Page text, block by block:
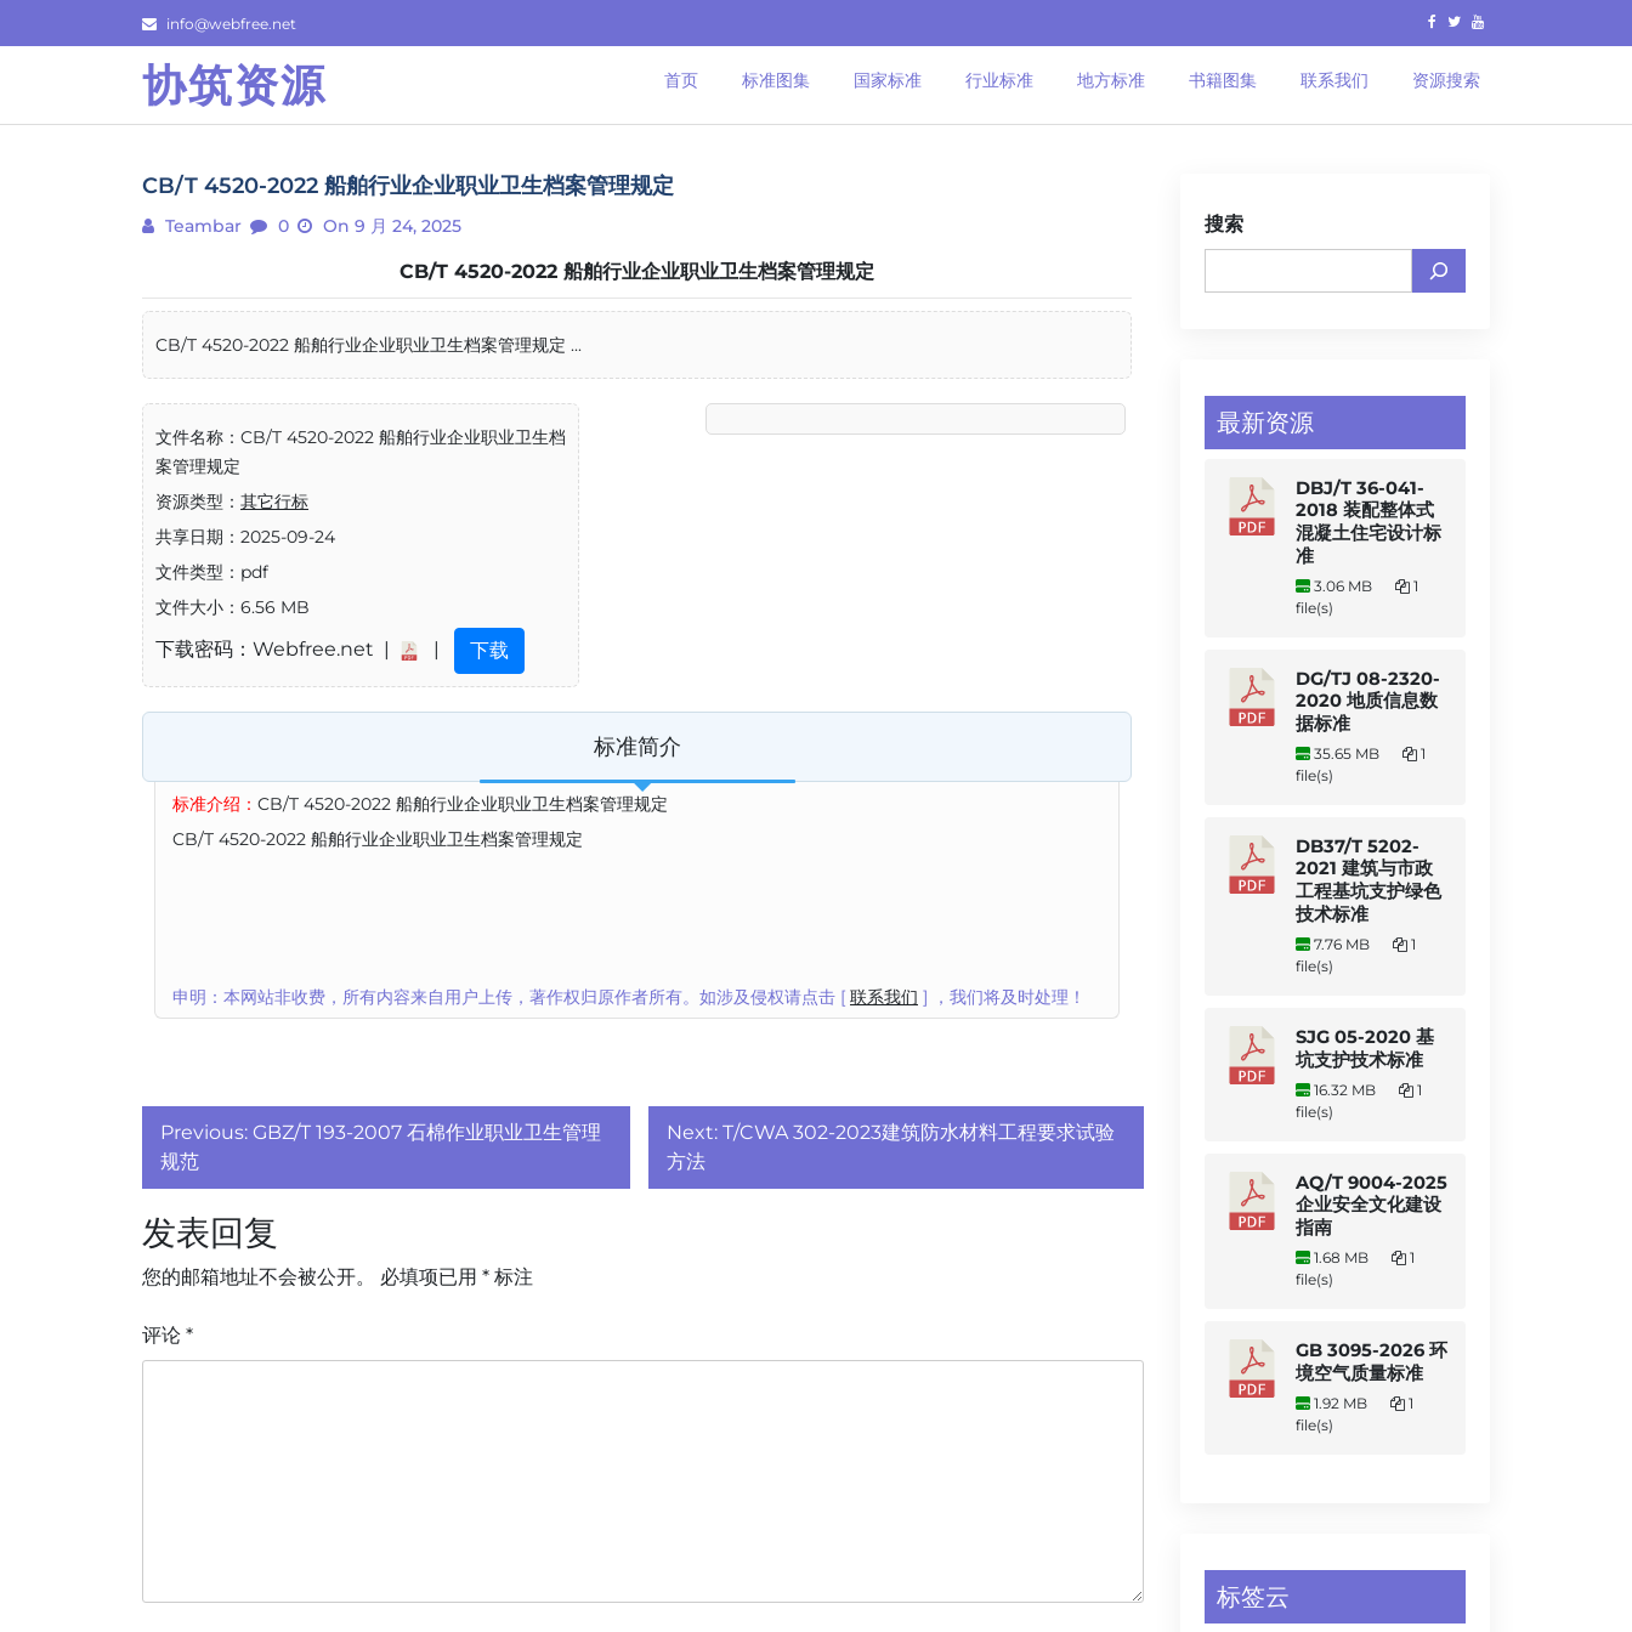
to
info@webfree.net
协筑资源 首页 标准图集 国家标准 行业标准 地方标准 书籍图集 联系我们 资源搜索
CB/T 4520-2022 船舶行业企业职业卫生档案管理规定
Teambar 0 On 9 月 24, 2025
CB/T 4520-2022 船舶行业企业职业卫生档案管理规定
CB/T 4520-2022 船舶行业企业职业卫生档案管理规定 ...
文件名称：CB/T 4520-2022 船舶行业企业职业卫生档
案管理规定
资源类型： 其它行标
共享日期：2025-09-24
文件类型：pdf
文件大小：6.56 MB
下载密码：Webfree.net | | 下载
标准简介
标准介绍： CB/T 4520-2022 船舶行业企业职业卫生档案管理规定
CB/T 4520-2022 船舶行业企业职业卫生档案管理规定
申明：本网站非收费，所有内容来自用户上传，著作权归原作者所有。如涉及侵权请点击 [ 联系我们 ] ，我们将及时处理！
文
章
导
航
Previous: GBZ/T 193-2007 石棉作业职业卫生管理
规范
Next: T/CWA 302-2023建筑防水材料工程要求试验
方法
发表回复
您的邮箱地址不会被公开。 必填项已用 * 标注
评论 *
搜索
最新资源
DBJ/T 36-041-
2018 装配整体式
混凝土住宅设计标
准
3.06 MB
1
file(s)
DG/TJ 08-2320-
2020 地质信息数
据标准
35.65 MB
1
file(s)
DB37/T 5202-
2021 建筑与市政
工程基坑支护绿色
技术标准
7.76 MB
1
file(s)
SJG 05-2020 基
坑支护技术标准
16.32 MB
1
file(s)
AQ/T 9004-2025
企业安全文化建设
指南
1.68 MB
1
file(s)
GB 3095-2026 环
境空气质量标准
1.92 MB
1
file(s)
标签云